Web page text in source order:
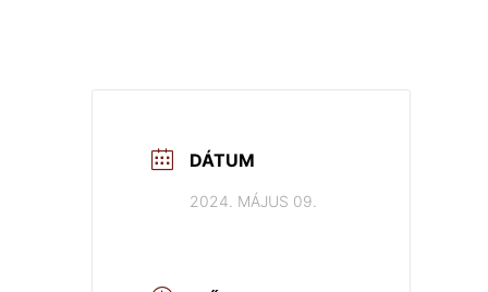
DÁTUM
2024. MÁJUS 09.